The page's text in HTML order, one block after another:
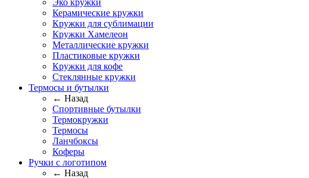
Керамические кружки
Кружки для сублимации
Кружки Хамелеон
Металлические кружки
Пластиковые кружки
Кружки для кофе
Стеклянные кружки
Термосы и бутылки
← Назад
Спортивные бутылки
Термокружки
Термосы
Ланчбоксы
Коферы
Ручки с логотипом
← Назад